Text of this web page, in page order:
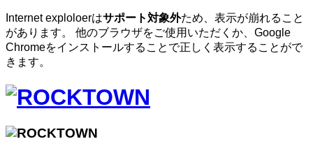
Internet exploloerはサポート対象外ため、表示が崩れること
があります。 他のブラウザをご使用いただくか、Google
Chromeをインストールすることで正しく表示することがで
きます。